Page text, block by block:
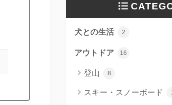
犬との生活 2
アウトドア 16
登山 8
スキー・スノーボード